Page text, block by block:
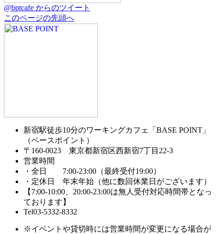
@bptcafe からのツイート
このページの先頭へ
新宿駅徒歩10分のワーキングカフェ「BASE POINT」
（ベースポイント）
〒160-0023 東京都新宿区西新宿7丁目22-3
営業時間
・全日 7:00-23:00（最終受付19:00）
・定休日 年末年始（他に数回休業日がございます）
【7:00-10:00、20:00-23:00は無人受付対応時間帯となっ
ております】
Tel03-5332-8332
※イベントや貸切時には営業時間が変更になる場合が